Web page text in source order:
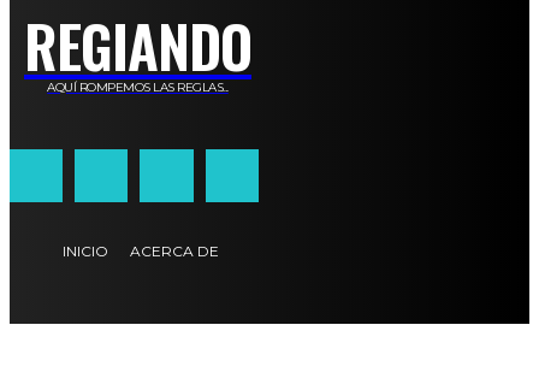
REGIANDO
AQUÍ ROMPEMOS LAS REGLAS...
INICIO ACERCA DE